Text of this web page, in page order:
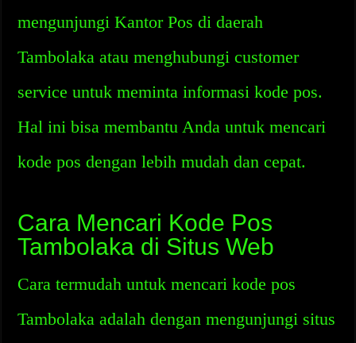
mengunjungi Kantor Pos di daerah
Tambolaka atau menghubungi customer
service untuk meminta informasi kode pos.
Hal ini bisa membantu Anda untuk mencari
kode pos dengan lebih mudah dan cepat.
Cara Mencari Kode Pos
Tambolaka di Situs Web
Cara termudah untuk mencari kode pos
Tambolaka adalah dengan mengunjungi situs